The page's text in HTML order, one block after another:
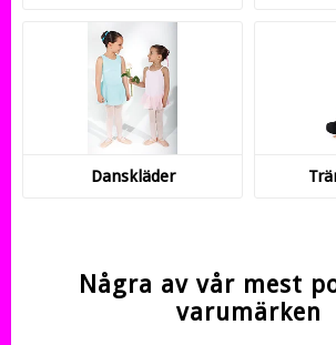
Danskläder
Några av vår mest
varumärken